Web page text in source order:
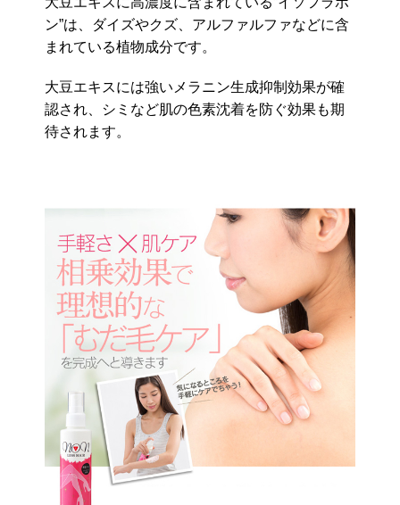
ン”は、ダイズやクズ、アルファルファなどに含
まれている植物成分です。
大豆エキスには強いメラニン生成抑制効果が確
認され、シミなど肌の色素沈着を防ぐ効果も期
待されます。